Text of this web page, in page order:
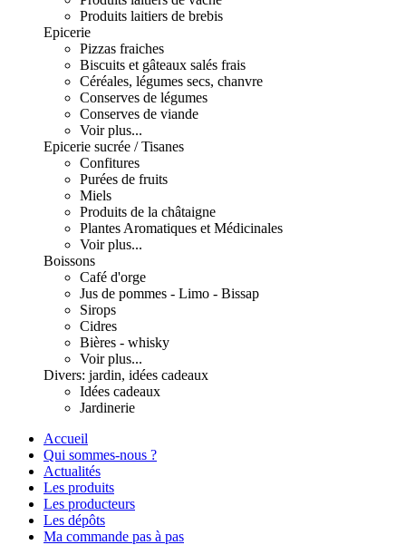
Produits laitiers de brebis
Epicerie
Pizzas fraiches
Biscuits et gâteaux salés frais
Céréales, légumes secs, chanvre
Conserves de légumes
Conserves de viande
Voir plus...
Epicerie sucrée / Tisanes
Confitures
Purées de fruits
Miels
Produits de la châtaigne
Plantes Aromatiques et Médicinales
Voir plus...
Boissons
Café d'orge
Jus de pommes - Limo - Bissap
Sirops
Cidres
Bières - whisky
Voir plus...
Divers: jardin, idées cadeaux
Idées cadeaux
Jardinerie
Accueil
Qui sommes-nous ?
Actualités
Les produits
Les producteurs
Les dépôts
Ma commande pas à pas